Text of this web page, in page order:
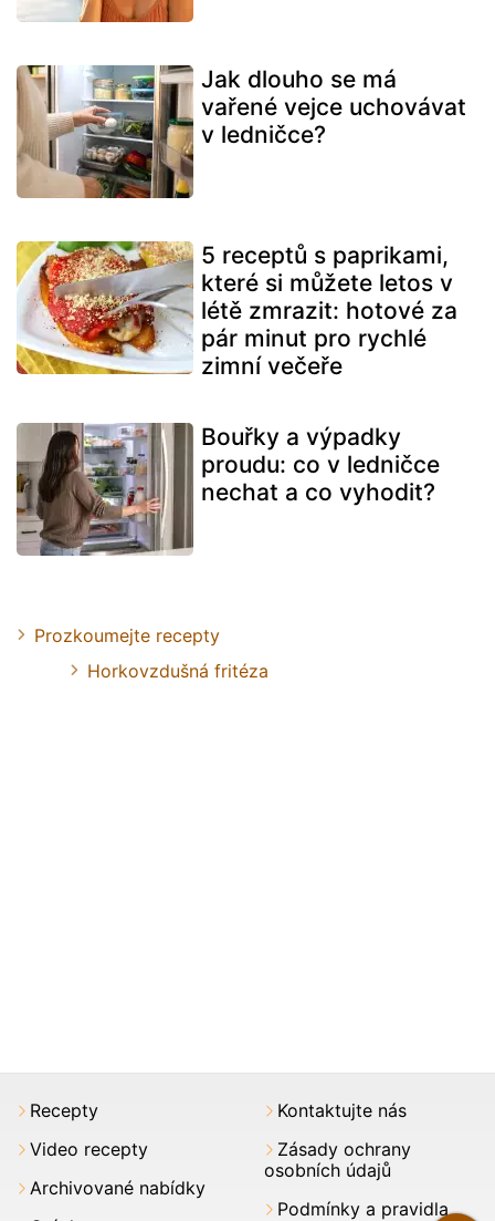
Jak dlouho se má
vařené vejce uchovávat
v ledničce?
5 receptů s paprikami,
které si můžete letos v
létě zmrazit: hotové za
pár minut pro rychlé
zimní večeře
Bouřky a výpadky
proudu: co v ledničce
nechat a co vyhodit?
Prozkoumejte recepty
Horkovzdušná fritéza
Recepty
Video recepty
Archivované nabídky
Kontaktujte nás
Zásady ochrany
osobních údajů
Podmínky a pravidla